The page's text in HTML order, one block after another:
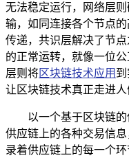
无法稳定运行，网络层
输，如同连接各个节点
传递，共识层解决了节
的正常运转，就像一位
层则将区块链技术应用
让区块链技术真正走进人
以一个基于区块链
供应链上的各种交易信
录着供应链上的每一个